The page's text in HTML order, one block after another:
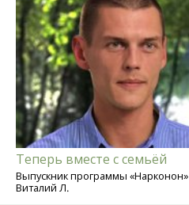
Теперь вместе с семьёй
Выпускник программы «Нарконон»
Виталий Л.